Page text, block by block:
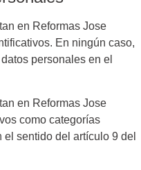
en Reformas Jose
En ningún caso,
personales en el
en Reformas Jose
como categorías
sentido del artículo 9 del